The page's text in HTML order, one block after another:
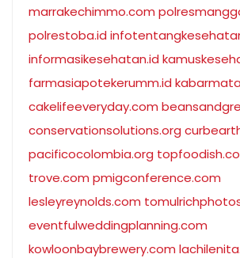
marrakechimmo.com
polrestoba.id
informasikesehatan.id
farmasiapotekerumm.id
cakelifeeveryday.com
conservationsolutions.org
pacificocolombia.org
trove.com pmigconference.com
lesleyreynolds.com
eventfulweddingplanning.com
kowloonbaybrewery.com